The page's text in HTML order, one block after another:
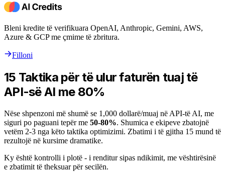
Bleni kredite të verifikuara OpenAI, Anthropic, Gemini, AWS,
Azure & GCP me çmime të zbritura.
Filloni
15 Taktika për të ulur faturën tuaj të
API-së AI me 80%
Nëse shpenzoni më shumë se 1,000 dollarë/muaj në API-të AI, me
siguri po paguani tepër me 50-80%. Shumica e ekipeve zbatojnë
vetëm 2-3 nga këto taktika optimizimi. Zbatimi i të gjitha 15 mund të
rezultojë në kursime dramatike.
Ky është kontrolli i plotë - i renditur sipas ndikimit, me vështirësinë
e zbatimit të theksuar për secilën.